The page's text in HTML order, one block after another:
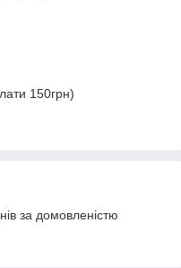
150грн)
за домовленістю